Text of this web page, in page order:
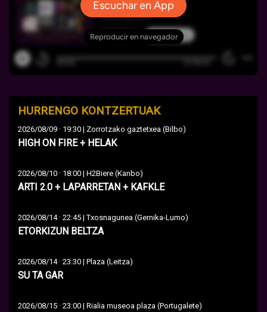
HURRENGO KONTZERTUAK
2026/08/09 · 19:30 | Zorrotzako gaztetxea (Bilbo)
HIGH ON FIRE + HELAK
2026/08/10 · 18:00 | H2Biere (Kanbo)
ARTI 2.0 + LAPARRETAN + KAFKLE
2026/08/14· 22:45 | Txosnagunea (Gernika-Lumo)
ETORKIZUN BELTZA
2026/08/14· 23:30 | Plaza (Leitza)
SU TA GAR
2026/08/15 · 23:00 | Rialia museoa plaza (Portugalete)